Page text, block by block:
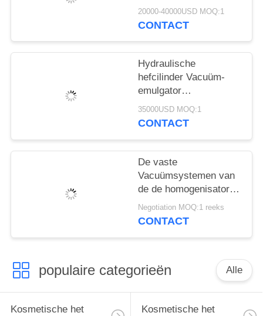
de de
Shampooemulgator van
Uw
Schoonheidsmiddelen
20000-40000USD MOQ:1
CONTACT
Hydraulische
hefcilinder Vacuüm-
emulgator
Homogenisator voor
homogeen mengsel
35000USD MOQ:1
CONTACT
De vaste
Vacuümsystemen van
de de homogenisator
Elektrocontrole van de
Homogenisator
Negotiation MOQ:1 reeks
CONTACT
populaire categorieën Alle
Kosmetische het
Kosmetische het